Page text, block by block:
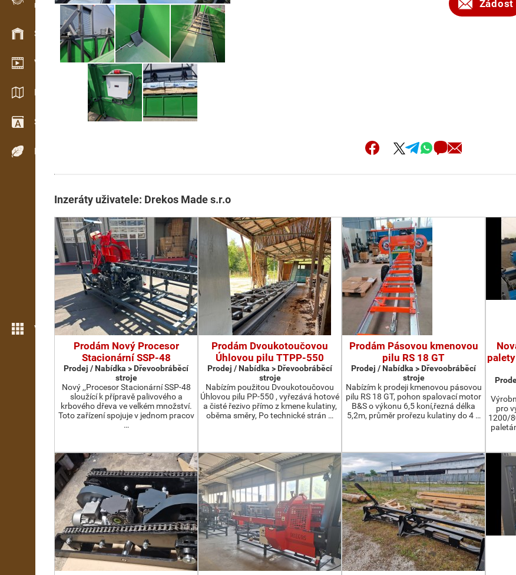
Evidence dřeva v terénu
Skladové hospodářství
Video showroom
Katalogy / Brožury
Slovník
Dřeviny
Více možností
Žádost
Inzeráty uživatele: Drekos Made s.r.o
Prodám Nový Procesor
Stacionární SSP-48
Prodej / Nabídka > Dřevoobráběcí
stroje
Nový ,,Procesor Stacionární SSP-48
sloužící k přípravě palivového a
krbového dřeva ve velkém množství.
Toto zařízení spojuje v jednom pracov
…
Prodám Dvoukotoučovou
Úhlovou pilu TTPP-550
Prodej / Nabídka > Dřevoobráběcí
stroje
Nabízím použitou Dvoukotoučovou
Úhlovou pilu PP-550 , vyřezává hotové
a čisté řezivo přímo z kmene kulatiny,
oběma směry, Po technické strán …
Prodám Pásovou kmenovou
pilu RS 18 GT
Prodej / Nabídka > Dřevoobráběcí
stroje
Nabízím k prodeji kmenovou pásovou
pilu RS 18 GT, pohon spalovací motor
B&S o výkonu 6,5 koní,řezná délka
5,2m, průměr prořezu kulatiny do 4 …
pro
1200/